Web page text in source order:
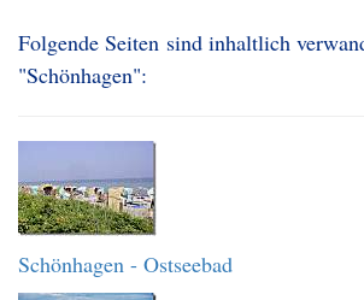
Folgende Seiten sind inhaltlich
"Schönhagen":
Schönhagen - Ostseebad